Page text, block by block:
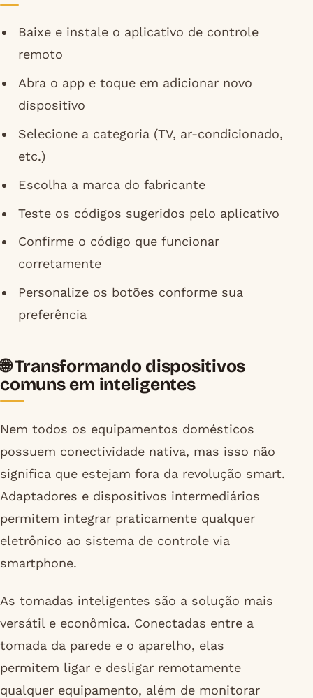
Baixe e instale o aplicativo de controle
remoto
Abra o app e toque em adicionar novo
dispositivo
Selecione a categoria (TV, ar-condicionado,
etc.)
Escolha a marca do fabricante
Teste os códigos sugeridos pelo aplicativo
Confirme o código que funcionar
corretamente
Personalize os botões conforme sua
preferência
🌐 Transformando dispositivos
comuns em inteligentes
Nem todos os equipamentos domésticos
possuem conectividade nativa, mas isso não
significa que estejam fora da revolução smart.
Adaptadores e dispositivos intermediários
permitem integrar praticamente qualquer
eletrônico ao sistema de controle via
smartphone.
As tomadas inteligentes são a solução mais
versátil e econômica. Conectadas entre a
tomada da parede e o aparelho, elas
permitem ligar e desligar remotamente
qualquer equipamento, além de monitorar